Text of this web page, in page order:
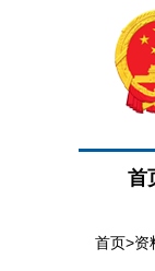
首
首页>资